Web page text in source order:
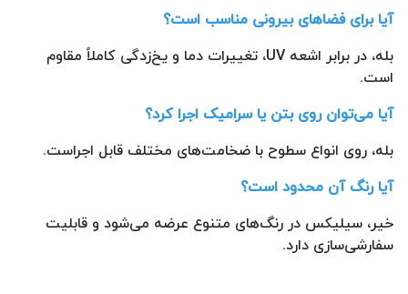
آیا برای فضاهای بیرونی مناسب است؟
بله، در برابر اشعه UV، تغییرات دما و یخ‌زدگی کاملاً مقاوم
است.
آیا می‌توان روی بتن یا سرامیک اجرا کرد؟
بله، روی انواع سطوح با ضخامت‌های مختلف قابل اجراست.
آیا رنگ آن محدود است؟
خیر، سیلیکس در رنگ‌های متنوع عرضه می‌شود و قابلیت
سفارشی‌سازی دارد.